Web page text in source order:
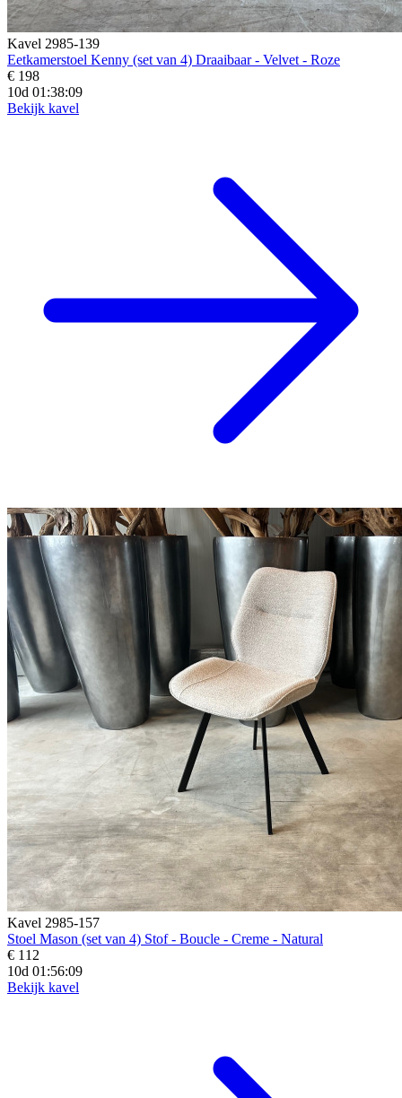
Kavel 2985-139
Eetkamerstoel Kenny (set van 4) Draaibaar - Velvet - Roze
€ 198
10d 01:38:07
Bekijk kavel
Kavel 2985-157
Stoel Mason (set van 4) Stof - Boucle - Creme - Natural
€ 112
10d 01:56:07
Bekijk kavel